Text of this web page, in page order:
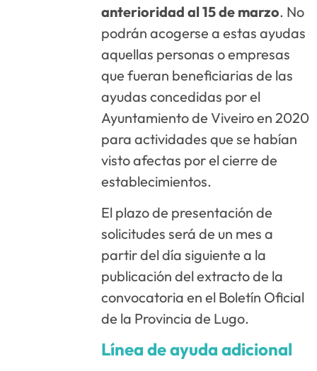
anterioridad al 15 de marzo. No
podrán acogerse a estas ayudas
aquellas personas o empresas
que fueran beneficiarias de las
ayudas concedidas por el
Ayuntamiento de Viveiro en 2020
para actividades que se habían
visto afectas por el cierre de
establecimientos.
El plazo de presentación de
solicitudes será de un mes a
partir del día siguiente a la
publicación del extracto de la
convocatoria en el Boletín Oficial
de la Provincia de Lugo.
Línea de ayuda adicional